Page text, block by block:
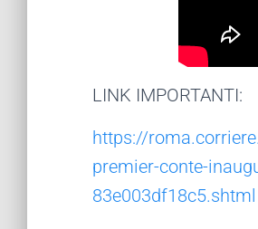
LINK IMPORTANTI:
https://
premier-conte-
83e003df18c5.shtml